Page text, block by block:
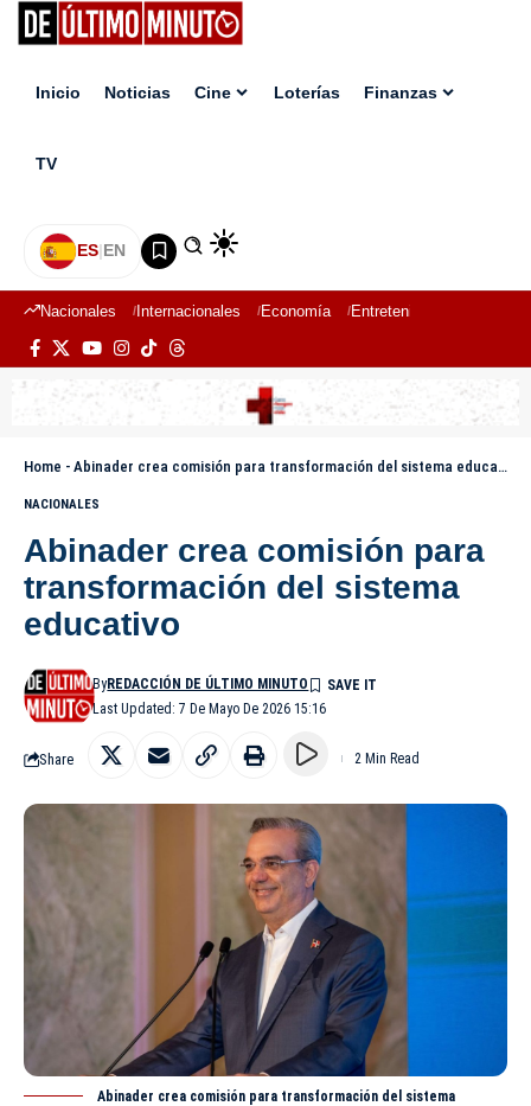
Inicio Noticias Cine Loterías Finanzas
TV
ES|EN
Nacionales Internacionales Economía Entretenimiento
Home - Abinader crea comisión para transformación del sistema educativo
NACIONALES
Abinader crea comisión para
transformación del sistema
educativo
Last Updated: 7 De Mayo De 2026 15:16
ByREDACCIÓN DE ÚLTIMO MINUTO
Share 2 Min Read
Abinader crea comisión para transformación del sistema